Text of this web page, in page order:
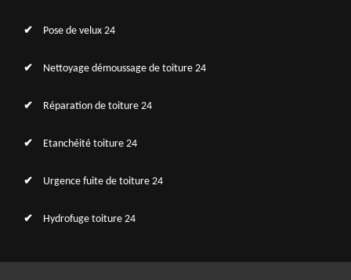
Pose de velux 24
Nettoyage démoussage de toiture 24
Réparation de toiture 24
Etanchéité toiture 24
Urgence fuite de toiture 24
Hydrofuge toiture 24